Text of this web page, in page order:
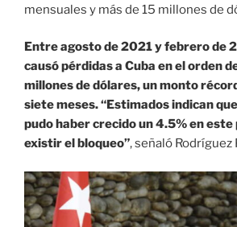
mensuales y más de 15 millones de
Entre agosto de 2021 y febrero de
causó pérdidas a Cuba en el orden
millones de dólares, un monto
siete meses.“Estimados indican
pudo haber crecido un 4.5% en este
existir el bloqueo”, señaló Rodríguez